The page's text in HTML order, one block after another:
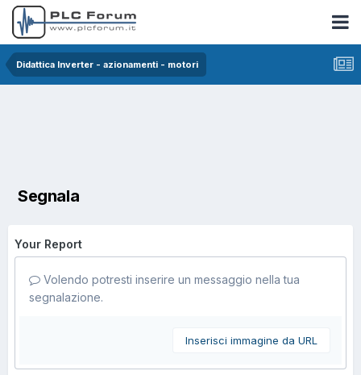
Didattica Inverter - azionamenti - motori
Segnala
Your Report
Volendo potresti inserire un messaggio nella tua
segnalazione.
Inserisci immagine da URL